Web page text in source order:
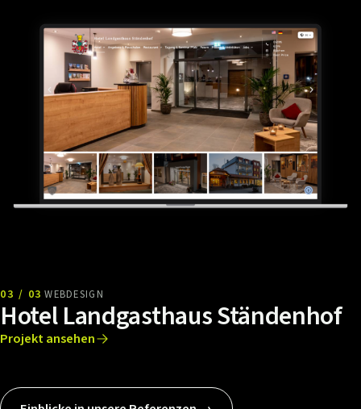
03 / 03 WEBDESIGN
Hotel Landgasthaus Ständenhof
Projekt ansehen